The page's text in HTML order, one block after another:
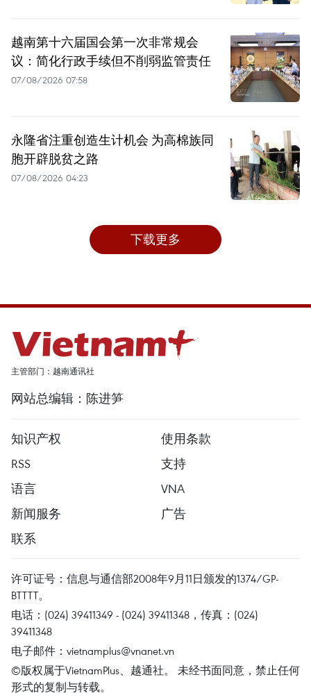
越南第十六届国会第一次非常规会
议：简化行政手续但不削弱监管责任
07/08/2026 07:58
永隆省注重创造生计机会 为高棉族同
胞开辟脱贫之路
07/08/2026 04:23
下载更多
主管部门：越南通讯社
网站总编辑：陈进笋
知识产权
使用条款
RSS
支持
语言
VNA
新闻服务
广告
联系
许可证号：信息与通信部2008年9月11日颁发的1374/GP-
BTTTT。
电话：(024) 39411349 - (024) 39411348，传真：(024)
39411348
电子邮件： vietnamplus@vnanet.vn
©版权属于VietnamPlus、越通社。 未经书面同意，禁止任何
形式的复制与转载。